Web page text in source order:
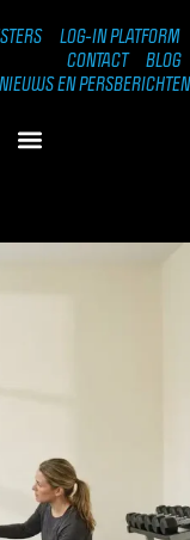
LOG-IN PLATFORM
CONTACT
BLOG
NIEUWS EN PERSBERICHTEN